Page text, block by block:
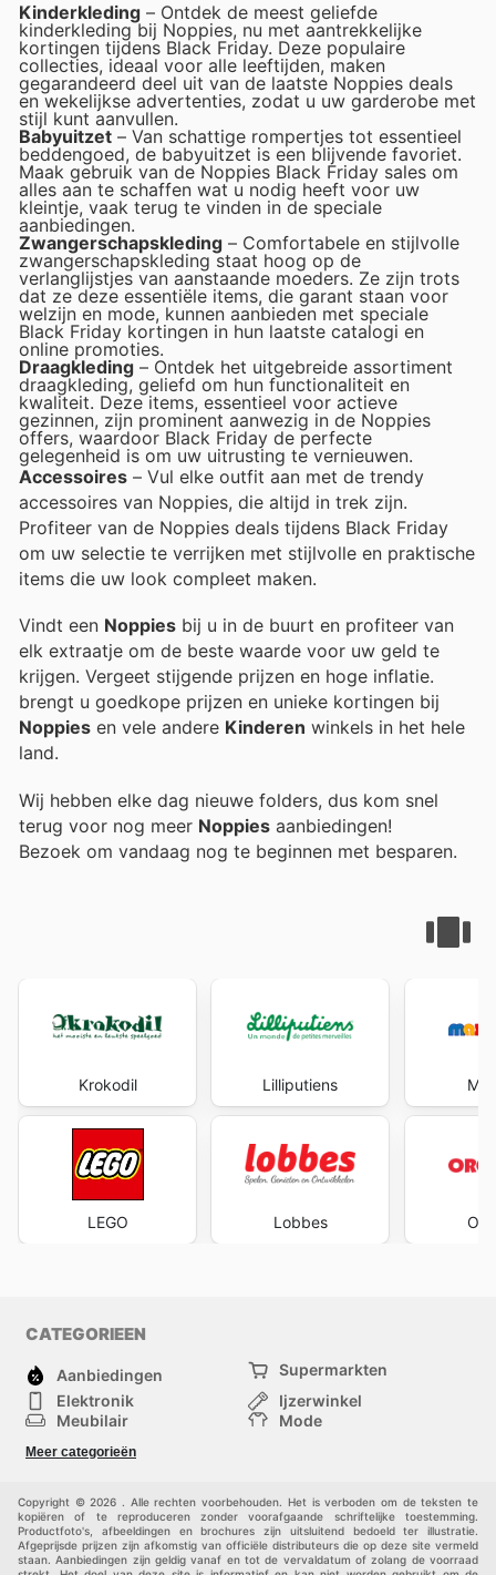
Kinderkleding – Ontdek de meest geliefde
kinderkleding bij Noppies, nu met aantrekkelijke
kortingen tijdens Black Friday. Deze populaire
collecties, ideaal voor alle leeftijden, maken
gegarandeerd deel uit van de laatste Noppies deals
en wekelijkse advertenties, zodat u uw garderobe met
stijl kunt aanvullen.
Babyuitzet – Van schattige rompertjes tot essentieel
beddengoed, de babyuitzet is een blijvende favoriet.
Maak gebruik van de Noppies Black Friday sales om
alles aan te schaffen wat u nodig heeft voor uw
kleintje, vaak terug te vinden in de speciale
aanbiedingen.
Zwangerschapskleding – Comfortabele en stijlvolle
zwangerschapskleding staat hoog op de
verlanglijstjes van aanstaande moeders. Ze zijn trots
dat ze deze essentiële items, die garant staan voor
welzijn en mode, kunnen aanbieden met speciale
Black Friday kortingen in hun laatste catalogi en
online promoties.
Draagkleding – Ontdek het uitgebreide assortiment
draagkleding, geliefd om hun functionaliteit en
kwaliteit. Deze items, essentieel voor actieve
gezinnen, zijn prominent aanwezig in de Noppies
offers, waardoor Black Friday de perfecte
gelegenheid is om uw uitrusting te vernieuwen.
Accessoires – Vul elke outfit aan met de trendy
accessoires van Noppies, die altijd in trek zijn.
Profiteer van de Noppies deals tijdens Black Friday
om uw selectie te verrijken met stijlvolle en praktische
items die uw look compleet maken.
Vindt een Noppies bij u in de buurt en profiteer van
elk extraatje om de beste waarde voor uw geld te
krijgen. Vergeet stijgende prijzen en hoge inflatie.
brengt u goedkope prijzen en unieke kortingen bij
Noppies en vele andere Kinderen winkels in het hele
land.
Wij hebben elke dag nieuwe folders, dus kom snel
terug voor nog meer Noppies aanbiedingen!
Bezoek om vandaag nog te beginnen met besparen.
Krokodil
LEGO
Lilliputiens
Lobbes
CATEGORIEEN
Aanbiedingen
Supermarkten
Elektronik
Ijzerwinkel
Meubilair
Mode
Schoonheid
Meer categorieën
Copyright © 2026 . Alle rechten voorbehouden. Het is verboden om de teksten te
kopiëren of te reproduceren zonder voorafgaande schriftelijke toestemming.
Productfoto's, afbeeldingen en brochures zijn uitsluitend bedoeld ter illustratie.
Afgeprijsde prijzen zijn afkomstig van officiële distributeurs die op deze site vermeld
staan. Aanbiedingen zijn geldig vanaf en tot de vervaldatum of zolang de voorraad